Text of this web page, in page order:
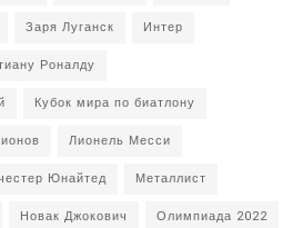
Заря Луганск
Интер
Роналду
Кубок мира по биатлону
Лионель Месси
Юнайтед
Металлист
Новак Джокович
Олимпиада 2022